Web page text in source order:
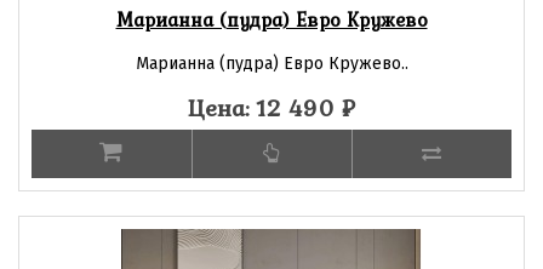
Марианна (пудра) Евро Кружево
Марианна (пудра) Евро Кружево..
Цена: 12 490 ₽